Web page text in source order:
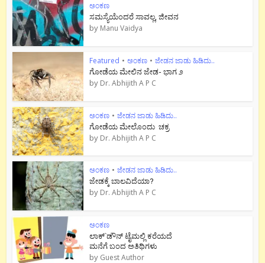
ಅಂಕಣ
ಸಮಸ್ಯೆಯೆಂದರೆ ಸಾವಲ್ಲ, ಜೀವನ
by Manu Vaidya
Featured • ಅಂಕಣ • ಜೇಡನ ಜಾಡು ಹಿಡಿದು..
ಗೋಡೆಯ ಮೇಲಿನ ಜೇಡ- ಭಾಗ ೨
by Dr. Abhijith A P C
ಅಂಕಣ • ಜೇಡನ ಜಾಡು ಹಿಡಿದು..
ಗೋಡೆಯ ಮೇಲೊಂದು ಚಕ್ರ
by Dr. Abhijith A P C
ಅಂಕಣ • ಜೇಡನ ಜಾಡು ಹಿಡಿದು..
ಜೇಡಕ್ಕೆ ಬಾಲವಿದೆಯಾ?
by Dr. Abhijith A P C
ಅಂಕಣ
ಲಾಕ್`ಡೌನ್ ಟೈಮಲ್ಲಿ ಕರೆಯದೆ
ಮನೆಗೆ ಬಂದ ಅತಿಥಿಗಳು
by Guest Author